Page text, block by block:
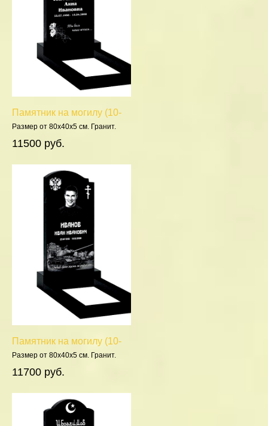
Памятник на могилу (10-
250)
Размер от 80х40х5 см. Гранит.
11500 руб.
Памятник на могилу (10-
165)
Размер от 80х40х5 см. Гранит.
11700 руб.